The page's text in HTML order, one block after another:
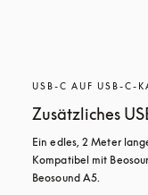
USB-C AUF USB-C-
Zusätzliches
Ein edles, 2 Meter
Kompatibel mit
Beosound A5.